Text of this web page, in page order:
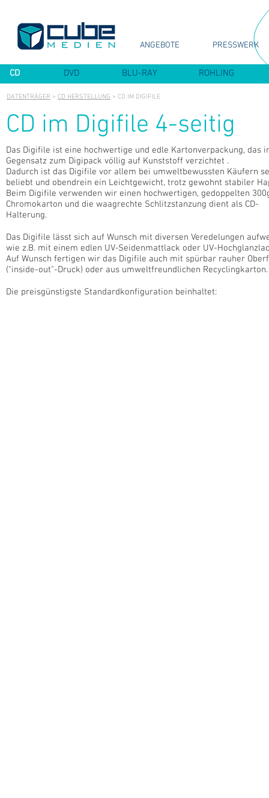
ANGEBOTE PRESSWERK
CD DVD BLU-RAY ROHLING
DATENTRÄGER > CD HERSTELLUNG > CD IM DIGIFILE
CD im Digifile 4-seitig
Das Digifile ist eine hochwertige und edle Kartonverpackung, das
Gegensatz zum Digipack völlig auf Kunststoff verzichtet .
Dadurch ist das Digifile vor allem bei umweltbewussten Käufern
beliebt und obendrein ein Leichtgewicht, trotz gewohnt stabiler
Beim Digifile verwenden wir einen hochwertigen, gedoppelten
Chromokarton und die waagrechte Schlitzstanzung dient als CD-
Halterung.
Das Digifile lässt sich auf Wunsch mit diversen Veredelungen
wie z.B. mit einem edlen UV-Seidenmattlack oder UV-
Auf Wunsch fertigen wir das Digifile auch mit spürbar rauher
("inside-out"-Druck) oder aus umweltfreundlichen
Die preisgünstigste Standardkonfiguration beinhaltet: